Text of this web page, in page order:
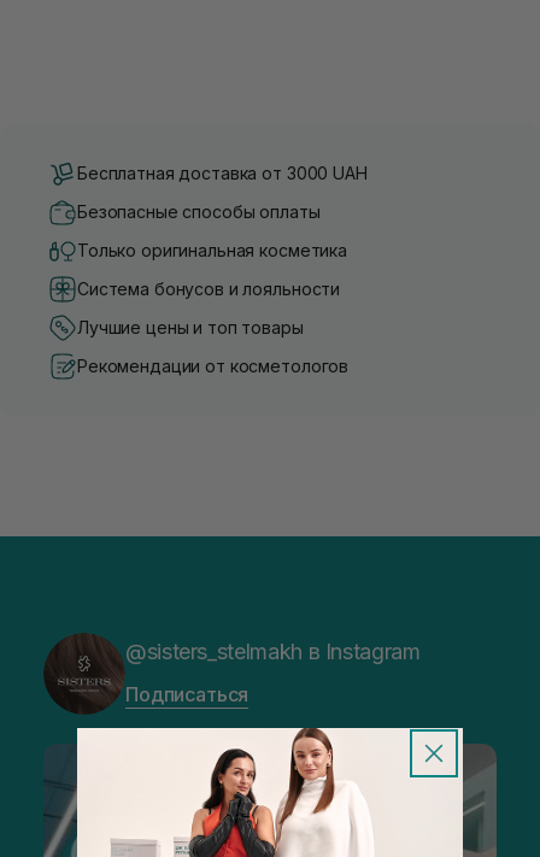
Бесплатная доставка от 3000 UAH
Безопасные способы оплаты
Только оригинальная косметика
Система бонусов и лояльности
Лучшие цены и топ товары
Рекомендации от косметологов
@sisters_stelmakh в Instagram
Подписаться